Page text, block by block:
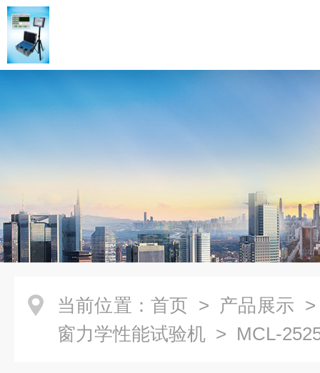
当前位置： 首页 > 产品展示
窗力学性能试验机 > MCL-